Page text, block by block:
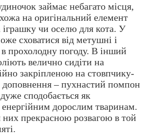
займає небагато місця,
на оригінальний елемент
іграшку чи оселю для кота. У
сховатися від метушні і
прохолодну погоду. В інший
велично сидіти на
закріпленою на стовпчику-
– пухнастий помпон
сподобається як
дорослим тваринам.
прекрасною розвагою в той